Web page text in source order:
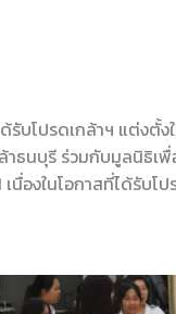
โปรดเกล้าฯ แต่งตั้
นบุรี ร่วมกับมูลนิธิเ
งในโอกาสที่ได้รับโ